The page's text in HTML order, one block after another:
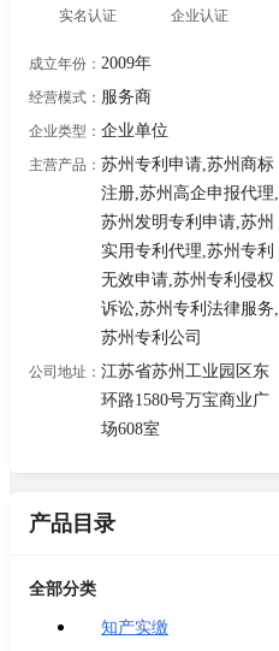
实名认证 企业认证
成立年份： 2009年
经营模式： 服务商
企业类型： 企业单位
主营产品： 苏州专利申请,苏州商标
注册,苏州高企申报代理,
苏州发明专利申请,苏州
实用专利代理,苏州专利
无效申请,苏州专利侵权
诉讼,苏州专利法律服务,
苏州专利公司
公司地址： 江苏省苏州工业园区东
环路1580号万宝商业广
场608室
产品目录
全部分类
知产实缴